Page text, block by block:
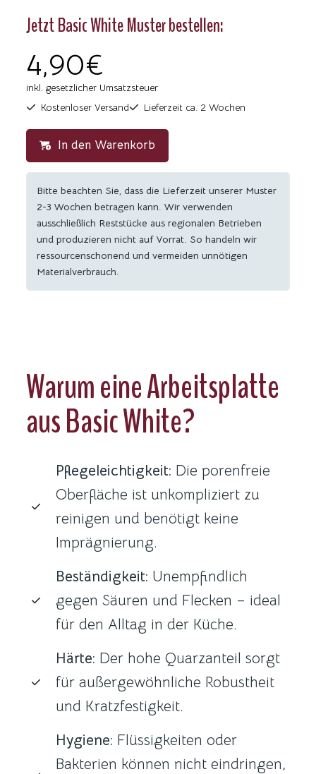
Jetzt Basic White Muster bestellen:
4,90€
inkl. gesetzlicher Umsatzsteuer
Kostenloser Versand
Lieferzeit ca. 2 Wochen
In den Warenkorb
Bitte beachten Sie, dass die Lieferzeit unserer Muster
2-3 Wochen betragen kann. Wir verwenden
ausschließlich Reststücke aus regionalen Betrieben
und produzieren nicht auf Vorrat. So handeln wir
ressourcenschonend und vermeiden unnötigen
Materialverbrauch.
Warum eine Arbeitsplatte
aus Basic White?
Pflegeleichtigkeit: Die porenfreie
Oberfläche ist unkompliziert zu
reinigen und benötigt keine
Imprägnierung.
Beständigkeit: Unempfindlich
gegen Säuren und Flecken – ideal
für den Alltag in der Küche.
Härte: Der hohe Quarzanteil sorgt
für außergewöhnliche Robustheit
und Kratzfestigkeit.
Hygiene: Flüssigkeiten oder
Bakterien können nicht eindringen,